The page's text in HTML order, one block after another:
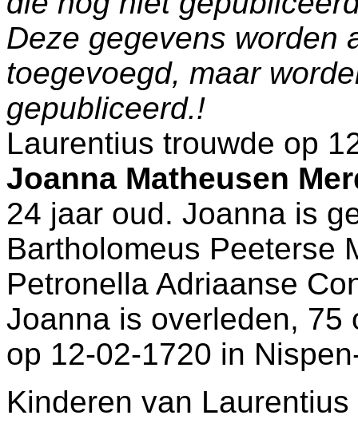
Deze gegevens worden
toegevoegd, maar
gepubliceerd.!
Laurentius trouwde op
Joanna Matheusen
24 jaar oud. Joanna is
Bartholomeus Peeterse
Petronella Adriaanse
Joanna is overleden, 75
op 12-02-1720 in
Kinderen van